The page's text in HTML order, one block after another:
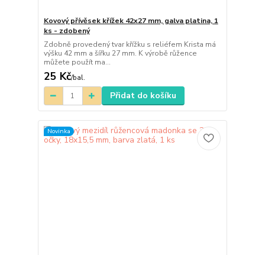
Kovový přívěsek křížek 42x27 mm, galva platina, 1
ks - zdobený
Zdobně provedený tvar křížku s reliéfem Krista má
výšku 42 mm a šířku 27 mm. K výrobě růžence
můžete použít ma...
25 Kč/bal.
Přidat do košíku
Novinka